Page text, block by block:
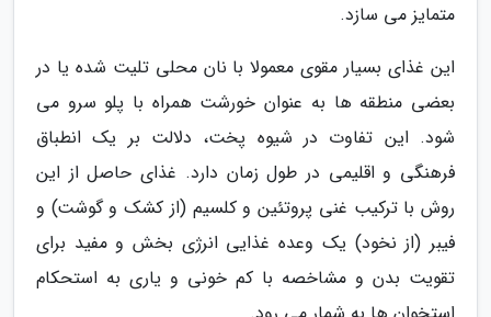
متمایز می سازد.
این غذای بسیار مقوی معمولا با نان محلی تلیت شده یا در
بعضی منطقه ها به عنوان خورشت همراه با پلو سرو می
شود. این تفاوت در شیوه پخت، دلالت بر یک انطباق
فرهنگی و اقلیمی در طول زمان دارد. غذای حاصل از این
روش با ترکیب غنی پروتئین و کلسیم (از کشک و گوشت) و
فیبر (از نخود) یک وعده غذایی انرژی بخش و مفید برای
تقویت بدن و مشاخصه با کم خونی و یاری به استحکام